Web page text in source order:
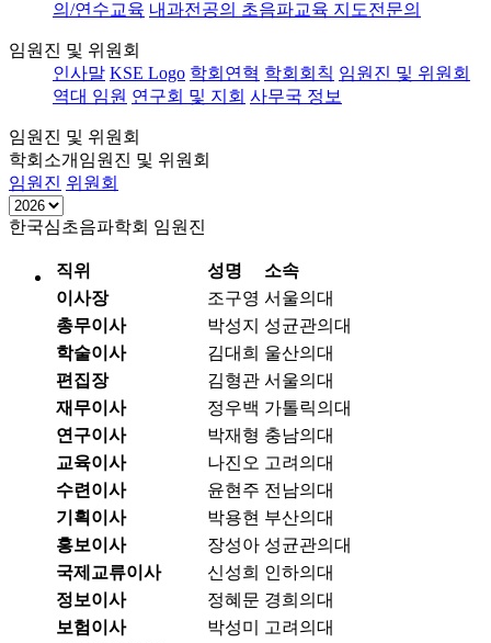
의/연수교육 내과전공의 초음파교육 지도전문의
임원진 및 위원회
인사말 KSE Logo 학회연혁 학회회칙 임원진 및 위원회
역대 임원 연구회 및 지회 사무국 정보
임원진 및 위원회
학회소개 임원진 및 위원회
임원진 위원회
한국심초음파학회 임원진
직위 성명
소속
이사장
조구영 서울의대
총무이사
박성지
성균관의대
학술이사
김대희 울산의대
편집장
김형관 서울의대
재무이사
정우백 가톨릭의대
연구이사
박재형 충남의대
교육이사
나진오 고려의대
수련이사
윤현주 전남의대
기획이사
박용현 부산의대
홍보이사
장성아 성균관의대
국제교류이사
신성희 인하의대
정보이사
정혜문 경희의대
보험이사
박성미
고려의대